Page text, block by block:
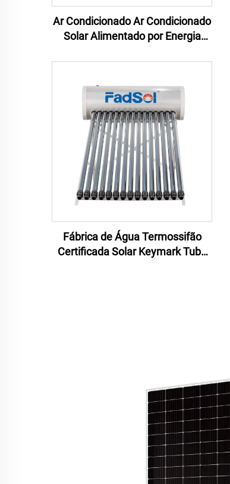
Ar Condicionado Ar Condicionado
Solar Alimentado por Energia
Condicionado Solar Sistema
Fábrica de Água Termossifão
Certificada Solar Keymark Tubo